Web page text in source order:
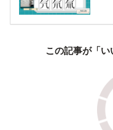
この記事が「い